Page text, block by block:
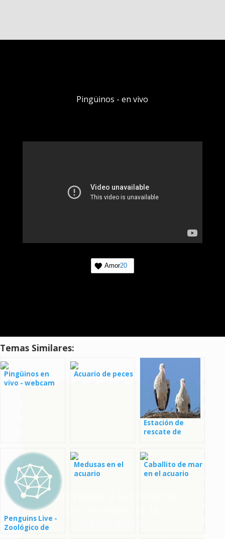
Pingüinos - en vivo
Amor20
Temas Similares:
Pingüinos en
vivo - webcam
Acuario de peces
Estación de
rescate de
webcams
Penguins Live -
Zoológico de
Medusas en el
acuario
Caballito de mar
en el acuario
Suscríbase a las noticias